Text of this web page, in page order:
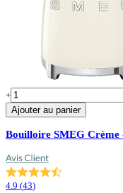
+
Ajouter au panier
Bouilloire SMEG
4.9 (43)